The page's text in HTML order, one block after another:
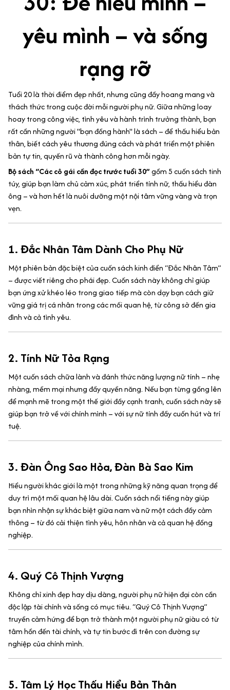
yêu mình – và sống
rạng rỡ
Tuổi 20 là thời điểm đẹp nhất, nhưng cũng đầy hoang mang và
thách thức trong cuộc đời mỗi người phụ nữ. Giữa những loay
hoay trong công việc, tình yêu và hành trình trưởng thành, bạn
rất cần những người "bạn đồng hành" là sách – để thấu hiểu bản
thân, biết cách yêu thương đúng cách và phát triển một phiên
bản tự tin, quyến rũ và thành công hơn mỗi ngày.
Bộ sách “Các cô gái cần đọc trước tuổi 30”gồm 5 cuốn sách tinh
túy, giúp bạn làm chủ cảm xúc, phát triển tính nữ, thấu hiểu đàn
ông – và hơn hết là nuôi dưỡng một nội tâm vững vàng và trọn
vẹn.
1.Đắc Nhân Tâm Dành Cho Phụ Nữ
Một phiên bản đặc biệt của cuốn sách kinh điển “Đắc Nhân Tâm”
– được viết riêng cho phái đẹp. Cuốn sách này không chỉ giúp
bạn ứng xử khéo léo trong giao tiếp mà còn dạy bạn cách giữ
vững giá trị cá nhân trong các mối quan hệ, từ công sở đến gia
đình và cả tình yêu.
2. Tính Nữ Tỏa Rạng
Một cuốn sách chữa lành và đánh thức năng lượng nữ tính – nhẹ
nhàng, mềm mại nhưng đầy quyền năng. Nếu bạn từng gồng lên
để mạnh mẽ trong một thế giới đầy cạnh tranh, cuốn sách này sẽ
giúp bạn trở về với chính mình – với sự nữ tính đầy cuốn hút và trí
tuệ.
3.Đàn Ông Sao Hỏa, Đàn Bà Sao Kim
Hiểu người khác giới là một trong những kỹ năng quan trọng để
duy trì một mối quan hệ lâu dài. Cuốn sách nổi tiếng này giúp
bạn nhìn nhận sự khác biệt giữa nam và nữ một cách đầy cảm
thông – từ đó cải thiện tình yêu, hôn nhân và cả quan hệ đồng
nghiệp.
4. Quý Cô Thịnh Vượng
Không chỉ xinh đẹp hay dịu dàng, người phụ nữ hiện đại còn cần
độc lập tài chính và sống có mục tiêu. “Quý Cô Thịnh Vượng”
truyền cảm hứng để bạn trở thành một người phụ nữ giàu có từ
tâm hồn đến tài chính, và tự tin bước đi trên con đường sự
nghiệp của chính mình.
5. Tâm Lý Học Thấu Hiểu Bản Thân